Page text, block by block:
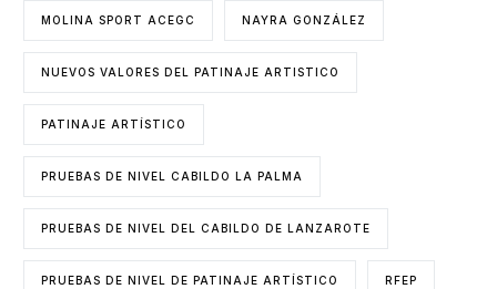
MOLINA SPORT ACEGC NAYRA GONZÁLEZ
NUEVOS VALORES DEL PATINAJE ARTISTICO
PATINAJE ARTÍSTICO
PRUEBAS DE NIVEL CABILDO LA PALMA
PRUEBAS DE NIVEL DEL CABILDO DE LANZAROTE
PRUEBAS DE NIVEL DE PATINAJE ARTÍSTICO RFEP